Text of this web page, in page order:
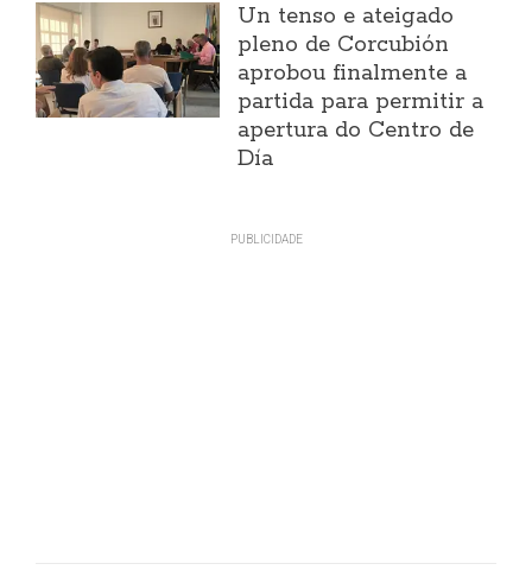
Un tenso e ateigado
pleno de Corcubión
aprobou finalmente a
partida para permitir a
apertura do Centro de
Día